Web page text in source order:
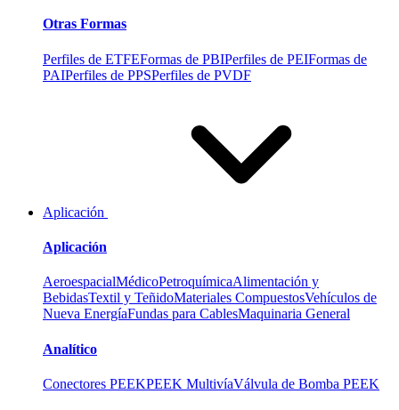
Otras Formas
Perfiles de ETFEFormas de PBIPerfiles de PEIFormas de
PAIPerfiles de PPSPerfiles de PVDF
Aplicación
Aplicación
AeroespacialMédicoPetroquímicaAlimentación y
BebidasTextil y TeñidoMateriales CompuestosVehículos de
Nueva EnergíaFundas para CablesMaquinaria General
Analítico
Conectores PEEKPEEK MultivíaVálvula de Bomba PEEK